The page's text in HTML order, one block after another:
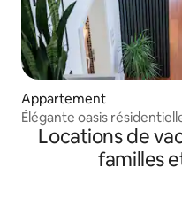
Appartement
Élégante oasis
Locations de
familles